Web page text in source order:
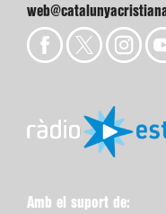
Amb el suport de: